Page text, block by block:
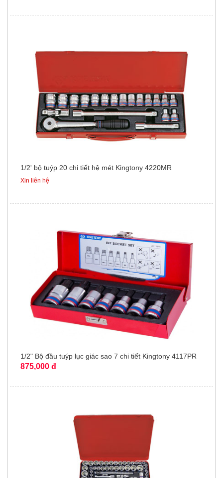
1/2' bộ tuýp 20 chi tiết hệ mét Kingtony 4220MR
Xin liên hệ
1/2" Bộ đầu tuýp lục giác sao 7 chi tiết Kingtony 4117PR
875,000 đ